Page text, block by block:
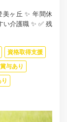
美ヶ丘 ✨ 年間休
い介護職 ✨ ✅ 残
資格取得支援
賞与あり